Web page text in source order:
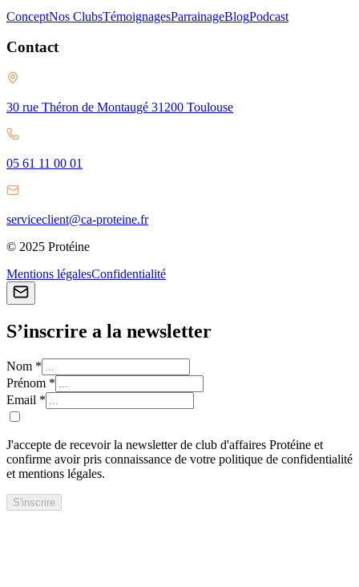
ConceptNos ClubsTémoignagesParrainageBlogPodcast
Contact
30 rue Théron de Montaugé 31200 Toulouse
05 61 11 00 01
serviceclient@ca-proteine.fr
© 2025 Protéine
Mentions légalesConfidentialité
S’inscrire a la newsletter
Nom *
Prénom *
Email *
J'accepte de recevoir la newsletter de club d'affaires Protéine et
confirme avoir pris connaissance de votre politique de confidentialité
et mentions légales.
S'inscrire